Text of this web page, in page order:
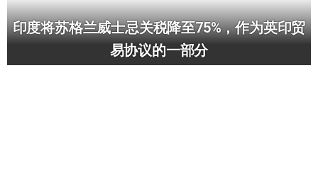
印度将苏格兰威士忌关税降至75%，作为英印贸
易协议的一部分